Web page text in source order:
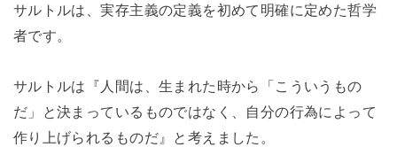
サルトルは、実存主義の定義を初めて明確に定めた哲学
者です。
サルトルは『人間は、生まれた時から「こういうもの
だ」と決まっているものではなく、自分の行為によって
作り上げられるものだ』と考えました。